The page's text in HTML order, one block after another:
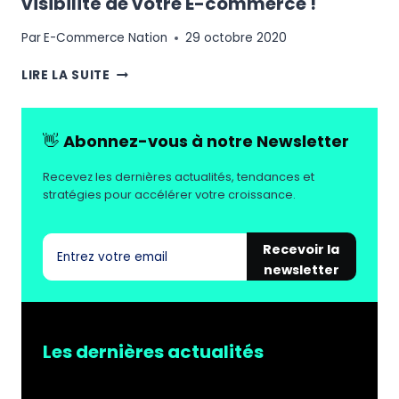
ParE-Commerce Nation 29 octobre 2020
LIRE LA SUITE SEO
PARTY
AMÉLIOREZ
VISIBILITÉ
DE
COMMERCE
!
👋 Abonnez-vous à notre Newsletter
Recevez les dernières actualités, tendances et
stratégies pour accélérer votre croissance.
Recevoir la
newsletter
Les dernières actualités